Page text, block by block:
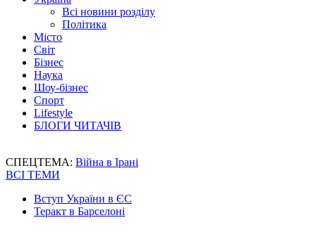
Всі новини розділу
Політика
Місто
Світ
Бізнес
Наука
Шоу-бізнес
Спорт
Lifestyle
БЛОГИ ЧИТАЧІВ
СПЕЦТЕМА: Війна в Ірані
ВСІ ТЕМИ
Вступ України в ЄС
Теракт в Барселоні